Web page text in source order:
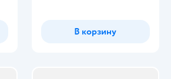
В корзину